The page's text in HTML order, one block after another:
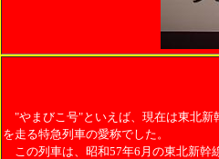
"やまびこ号"といえば、現在は東北新
を走る特急列車の愛称でした。
この列車は、昭和57年6月の東北新幹